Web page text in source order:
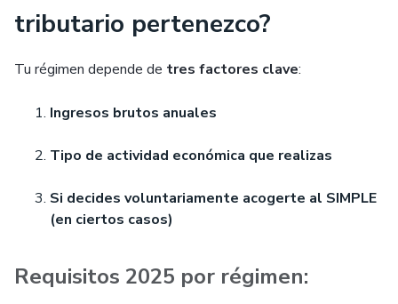
tributario pertenezco?
Tu régimen depende de tres factores clave:
Ingresos brutos anuales
Tipo de actividad económica que realizas
Si decides voluntariamente acogerte al SIMPLE
(en ciertos casos)
Requisitos 2025 por régimen: